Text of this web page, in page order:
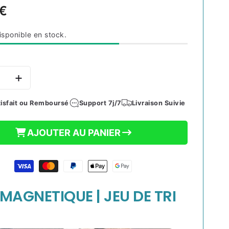
en stock.
Augmenter
quantité
MAGNETIQUE
|
JEU
DE
ou Remboursé Support 7j/7 Livraison Suivie
AJOUTER AU PANIER
| JEU DE TRI